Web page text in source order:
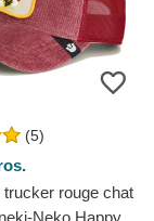
(5)
trucker rouge chat
Neko Happy